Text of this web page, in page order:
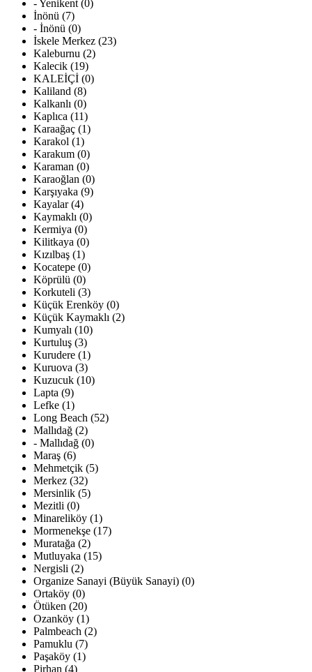
- Yenikent (0)
İnönü (7)
- İnönü (0)
İskele Merkez (23)
Kaleburnu (2)
Kalecik (19)
KALEİÇİ (0)
Kaliland (8)
Kalkanlı (0)
Kaplıca (11)
Karaağaç (1)
Karakol (1)
Karakum (0)
Karaman (0)
Karaoğlan (0)
Karşıyaka (9)
Kayalar (4)
Kaymaklı (0)
Kermiya (0)
Kilitkaya (0)
Kızılbaş (1)
Kocatepe (0)
Köprülü (0)
Korkuteli (3)
Küçük Erenköy (0)
Küçük Kaymaklı (2)
Kumyalı (10)
Kurtuluş (3)
Kurudere (1)
Kuruova (3)
Kuzucuk (10)
Lapta (9)
Lefke (1)
Long Beach (52)
Mallıdağ (2)
- Mallıdağ (0)
Maraş (6)
Mehmetçik (5)
Merkez (32)
Mersinlik (5)
Mezitli (0)
Minareliköy (1)
Mormenekşe (17)
Muratağa (2)
Mutluyaka (15)
Nergisli (2)
Organize Sanayi (Büyük Sanayi) (0)
Ortaköy (0)
Ötüken (20)
Ozanköy (1)
Palmbeach (2)
Pamuklu (7)
Paşaköy (1)
Pirhan (4)